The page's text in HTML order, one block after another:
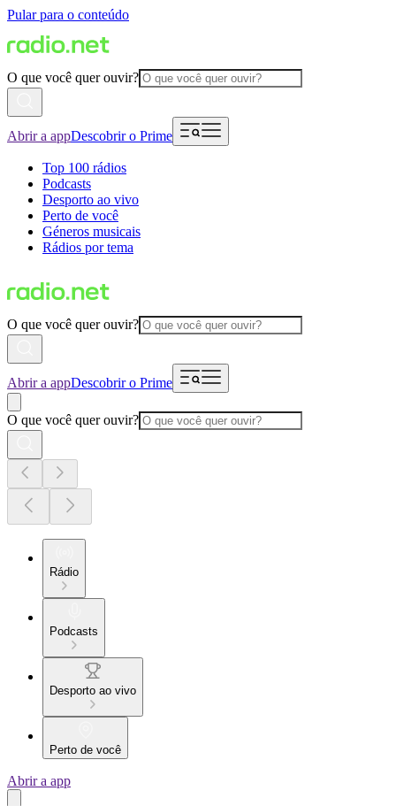
Pular para o conteúdo
O que você quer ouvir?
Abrir a appDescobrir o Prime
Top 100 rádios
Podcasts
Desporto ao vivo
Perto de você
Géneros musicais
Rádios por tema
O que você quer ouvir?
Abrir a appDescobrir o Prime
O que você quer ouvir?
Rádio
Podcasts
Desporto ao vivo
Perto de você
Abrir a app